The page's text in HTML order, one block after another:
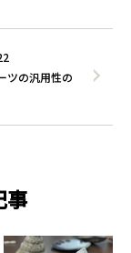
ツの汎用性の
事